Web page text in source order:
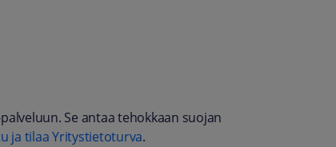
Se antaa tehokkaan suojan
ja tilaa Yritystietoturva.